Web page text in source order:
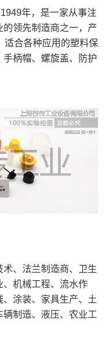
1949年，是一家从事注
领先制造商之一，产
适合各种应用的塑料保
柄帽、螺旋盖、防护
、法兰制造商、卫生
、机械工程、流水作
涂装、家具生产、土
制造、液压、农业工